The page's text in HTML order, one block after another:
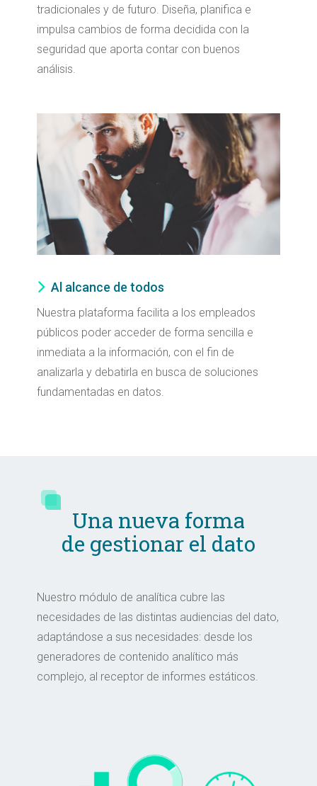
tradicionales y de futuro. Diseña, planifica e
impulsa cambios de forma decidida con la
seguridad que aporta contar con buenos
análisis.
Al alcance de todos
Nuestra plataforma facilita a los empleados
públicos poder acceder de forma sencilla e
inmediata a la información, con el fin de
analizarla y debatirla en busca de soluciones
fundamentadas en datos.
Una nueva forma
de gestionar el dato
Nuestro módulo de analítica cubre las
necesidades de las distintas audiencias del dato,
adaptándose a sus necesidades: desde los
generadores de contenido analítico más
complejo, al receptor de informes estáticos.